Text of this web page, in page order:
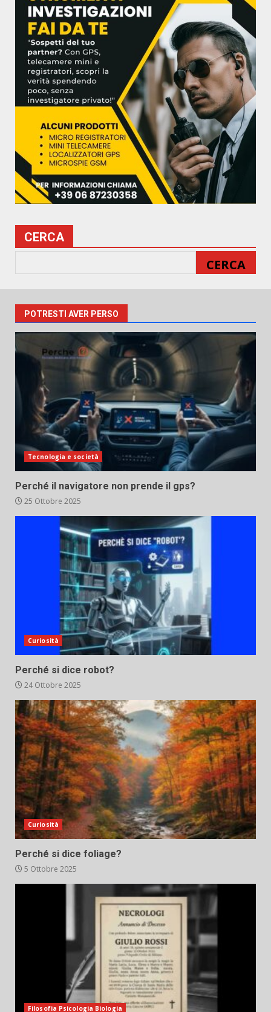
CERCA
CERCA
POTRESTI AVER PERSO
Tecnologia e società
Perché il navigatore non prende il gps?
25 Ottobre 2025
Curiosità
Perché si dice robot?
24 Ottobre 2025
Curiosità
Perché si dice foliage?
5 Ottobre 2025
Filosofia Psicologia Biologia